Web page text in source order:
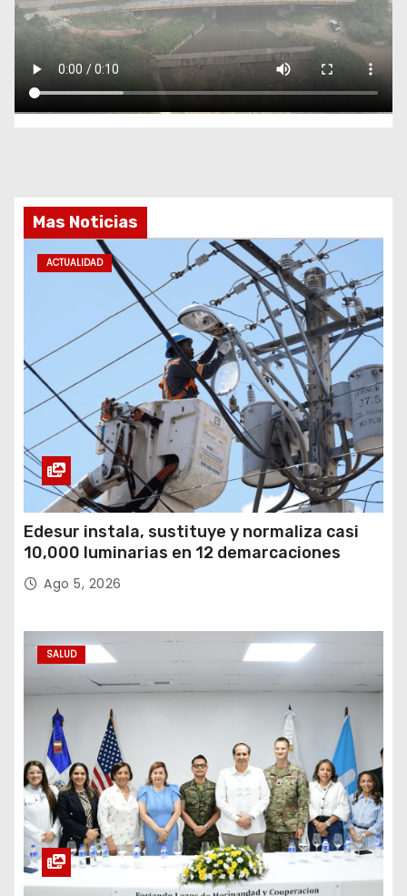
Mas Noticias
ACTUALIDAD
Edesur instala, sustituye y normaliza casi
10,000 luminarias en 12 demarcaciones
Ago 5, 2026
SALUD